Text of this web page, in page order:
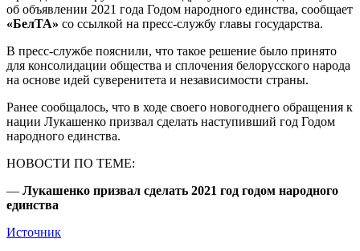
об объявлении 2021 года Годом народного единства, сообщает
«БелТА» со ссылкой на пресс-службу главы государства.
В пресс-службе пояснили, что такое решение было принято
для консолидации общества и сплочения белорусского народа
на основе идей суверенитета и независимости страны.
Ранее сообщалось, что в ходе своего новогоднего обращения к
нации Лукашенко призвал сделать наступивший год Годом
народного единства.
НОВОСТИ ПО ТЕМЕ:
— Лукашенко призвал сделать 2021 год годом народного
единства
Источник